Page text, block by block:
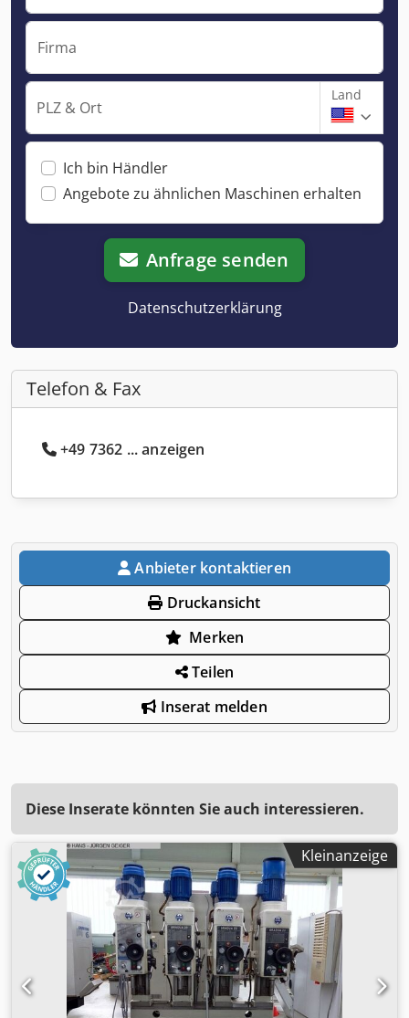
Firma
PLZ & Ort
Land
Ich bin Händler
Angebote zu ähnlichen Maschinen erhalten
Anfrage senden
Datenschutzerklärung
Telefon & Fax
+49 7362 ... anzeigen
Anbieter kontaktieren
Druckansicht
Merken
Teilen
Inserat melden
Diese Inserate könnten Sie auch interessieren.
Kleinanzeige